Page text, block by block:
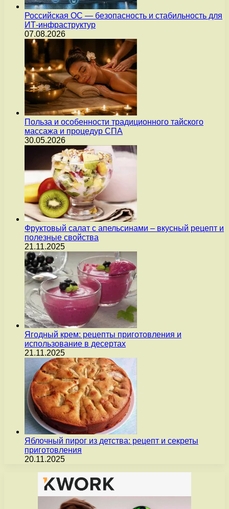
Российская ОС — безопасность и стабильность для
ИТ-инфраструктур
07.08.2026
Польза и особенности традиционного тайского
массажа и процедур СПА
30.05.2026
Фруктовый салат с апельсинами – вкусный рецепт и
полезные свойства
21.11.2025
Ягодный крем: рецепты приготовления и
использование в десертах
21.11.2025
Яблочный пирог из детства: рецепт и секреты
приготовления
20.11.2025